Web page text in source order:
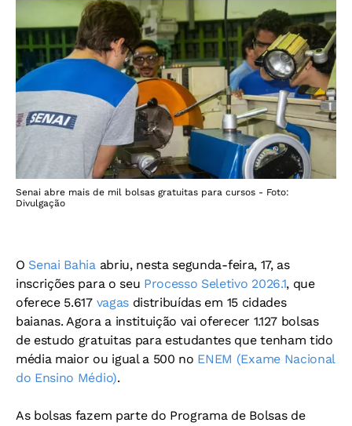
Senai abre mais de mil bolsas gratuitas para cursos - Foto:
Divulgação
O Senai Bahia abriu, nesta segunda-feira, 17, as
inscrições para o seu Processo Seletivo 2026.1, que
oferece 5.617 vagas distribuídas em 15 cidades
baianas.Agora a instituição vai oferecer 1.127 bolsas
de estudo gratuitas para estudantes que tenham tido
média maior ou igual a 500 no ENEM (Exame Nacional
do Ensino Médio).
As bolsas fazem parte do Programa de Bolsas de